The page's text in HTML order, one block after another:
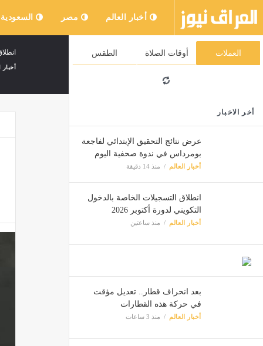
أخبار العالم مصر السعودية
العملات أوقات الصلاة الطقس
أخر الاخبار
عرض نتائج التحقيق الإبتدائي لفاجعة
بومرداس في ندوة صحفية اليوم
أخبار العالم منذ 14 دقيقة
انطلاق التسجيلات الخاصة بالدخول
التكويني لدورة أكتوبر 2026
أخبار العالم منذ ساعتين
بعد انحراف قطار.. تعديل مؤقت
في حركة هذه القطارات
أخبار العالم منذ 3 ساعات
أخبار